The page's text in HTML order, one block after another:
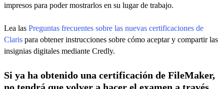
impresos para poder mostrarlos en su lugar de trabajo.
Lea las Preguntas frecuentes sobre las nuevas certificaciones de
Claris para obtener instrucciones sobre cómo aceptar y compartir las
insignias digitales mediante Credly.
Si ya ha obtenido una certificación de FileMaker,